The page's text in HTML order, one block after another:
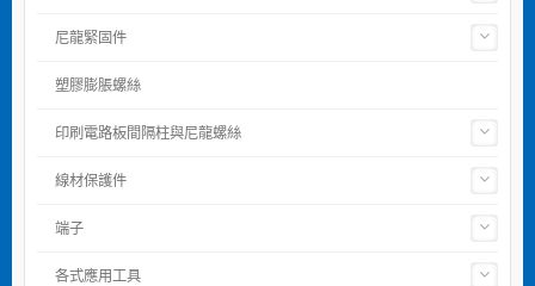
尼龍緊固件
塑膠膨脹螺絲
印刷電路板間隔柱與尼龍螺絲
線材保護件
端子
各式應用工具